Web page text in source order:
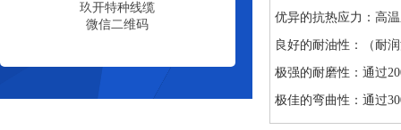
玖开特种线缆
微信二维码
优异的抗热应力：高
良好的耐油性：（耐
极强的耐磨性：通过
极佳的弯曲性：通过